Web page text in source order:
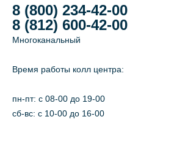
8 (800) 234-42-00
8 (812) 600-42-00
Многоканальный
Время работы колл центра:
пн-пт: c 08-00 до 19-00
сб-вс: с 10-00 до 16-00